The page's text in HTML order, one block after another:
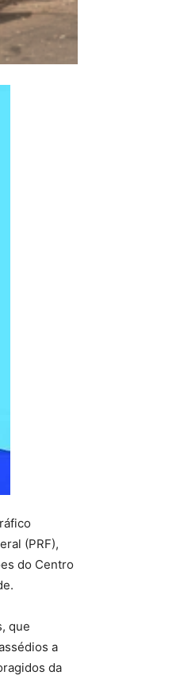
(PRF),
do Centro
que
a
da